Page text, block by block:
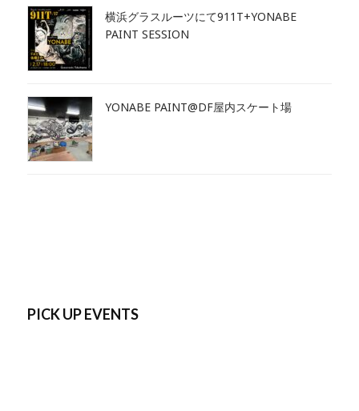
横浜グラスルーツにて911T+YONABE
PAINT SESSION
YONABE PAINT@DF屋内スケート場
PICK UP EVENTS